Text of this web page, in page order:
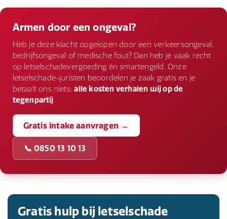
blijvende invaliditeit.
gevallen volledige rust nodig is.
Armen door een ongeval?
Heb je deze klacht opgelopen door een verkeersongeval,
bedrijfsongeval of medische fout? Dan heb je vaak recht
op letselschadevergoeding én smartengeld. Onze
letselschade-juristen beoordelen je zaak gratis en je
betaalt ons niets:alle kosten verhalen wij op de
tegenpartij
Gratis intake aanvragen →
📞 0850 13 10 13
Gratis hulp bij letselschade